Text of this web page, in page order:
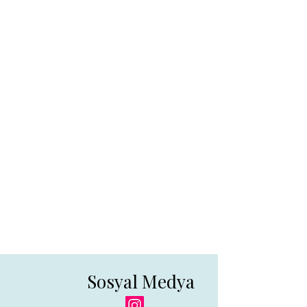
Sosyal Medya